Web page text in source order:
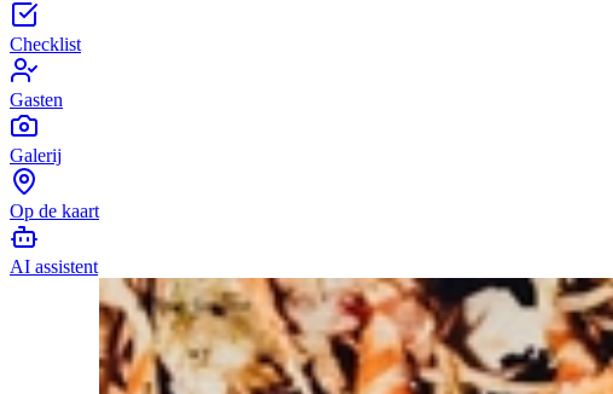
Checklist
Gasten
Galerij
Op de kaart
AI assistent